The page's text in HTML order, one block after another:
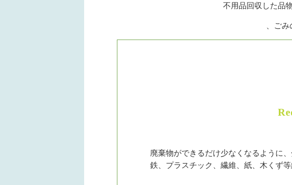
不用品回収した品
、ご
廃棄物ができるだけ少なくなるように
鉄、プラスチック、繊維、紙、木くず等